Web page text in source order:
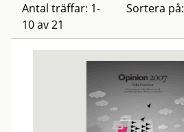
Antal träffar: 1-
10 av 21
Sortera på: